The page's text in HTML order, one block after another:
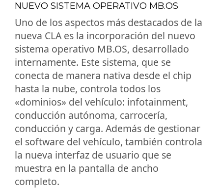
NUEVO SISTEMA OPERATIVO MB.OS
Uno de los aspectos más destacados de la
nueva CLA es la incorporación del nuevo
sistema operativo MB.OS, desarrollado
internamente. Este sistema, que se
conecta de manera nativa desde el chip
hasta la nube, controla todos los
«dominios» del vehículo: infotainment,
conducción autónoma, carrocería,
conducción y carga. Además de gestionar
el software del vehículo, también controla
la nueva interfaz de usuario que se
muestra en la pantalla de ancho
completo.